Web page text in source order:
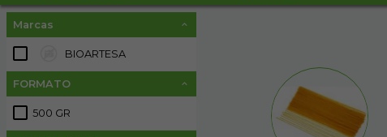
Marcas
BIOARTESA
FORMATO
500 GR